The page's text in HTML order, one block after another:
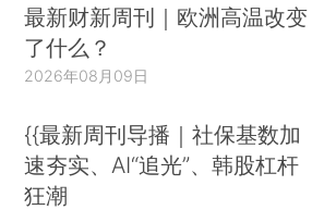
最新财新周刊｜欧洲高温改变
了什么？
2026年08月09日
{{最新周刊导播｜社保基数加
速夯实、AI“追光”、韩股杠杆
狂潮